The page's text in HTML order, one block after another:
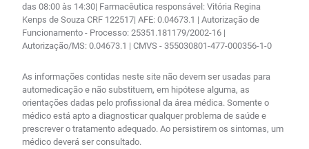
das 08:00 às 14:30| Farmacêutica responsável: Vitória Regina
Kenps de Souza CRF 122517| AFE: 0.04673.1 | Autorização de
Funcionamento - Processo: 25351.181179/2002-16 |
Autorização/MS: 0.04673.1 | CMVS - 355030801-477-000356-1-0
As informações contidas neste site não devem ser usadas para
automedicação e não substituem, em hipótese alguma, as
orientações dadas pelo profissional da área médica. Somente o
médico está apto a diagnosticar qualquer problema de saúde e
prescrever o tratamento adequado. Ao persistirem os sintomas, um
médico deverá ser consultado.